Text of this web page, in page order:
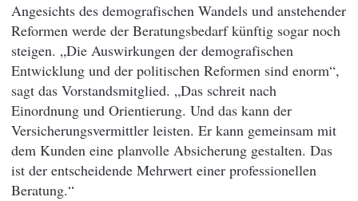
Angesichts des demografischen Wandels und anstehender
Reformen werde der Beratungsbedarf künftig sogar noch
steigen. „Die Auswirkungen der demografischen
Entwicklung und der politischen Reformen sind enorm“,
sagt das Vorstandsmitglied. „Das schreit nach
Einordnung und Orientierung. Und das kann der
Versicherungsvermittler leisten. Er kann gemeinsam mit
dem Kunden eine planvolle Absicherung gestalten. Das
ist der entscheidende Mehrwert einer professionellen
Beratung.“